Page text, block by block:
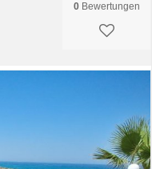
0Bewertungen